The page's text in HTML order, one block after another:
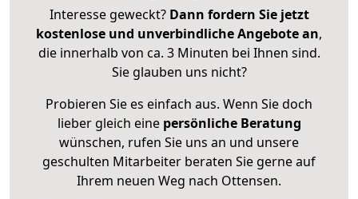
Interesse geweckt? Dann fordern Sie jetzt
kostenlose und unverbindliche Angebote an,
die innerhalb von ca. 3 Minuten bei Ihnen sind.
Sie glauben uns nicht?
Probieren Sie es einfach aus. Wenn Sie doch
lieber gleich eine persönliche Beratung
wünschen, rufen Sie uns an und unsere
geschulten Mitarbeiter beraten Sie gerne auf
Ihrem neuen Weg nach Ottensen.